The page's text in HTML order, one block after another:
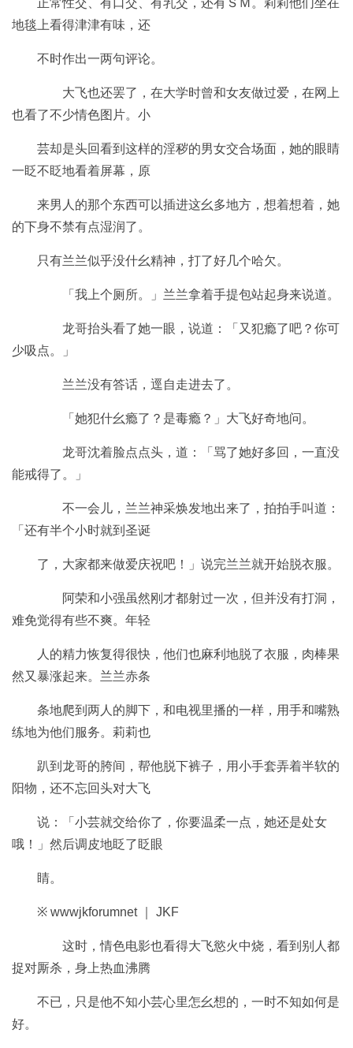
正常性交、有口交、有乳交，还有ＳＭ。莉莉他们坐在
地毯上看得津津有味，还
不时作出一两句评论。
大飞也还罢了，在大学时曾和女友做过爱，在网上
也看了不少情色图片。小
芸却是头回看到这样的淫秽的男女交合场面，她的眼睛
一眨不眨地看着屏幕，原
来男人的那个东西可以插进这幺多地方，想着想着，她
的下身不禁有点湿润了。
只有兰兰似乎没什幺精神，打了好几个哈欠。
「我上个厕所。」兰兰拿着手提包站起身来说道。
龙哥抬头看了她一眼，说道：「又犯瘾了吧？你可
少吸点。」
兰兰没有答话，逕自走进去了。
「她犯什幺瘾了？是毒瘾？」大飞好奇地问。
龙哥沈着脸点点头，道：「骂了她好多回，一直没
能戒得了。」
不一会儿，兰兰神采焕发地出来了，拍拍手叫道：
「还有半个小时就到圣诞
了，大家都来做爱庆祝吧！」说完兰兰就开始脱衣服。
阿荣和小强虽然刚才都射过一次，但并没有打洞，
难免觉得有些不爽。年轻
人的精力恢复得很快，他们也麻利地脱了衣服，肉棒果
然又暴涨起来。兰兰赤条
条地爬到两人的脚下，和电视里播的一样，用手和嘴熟
练地为他们服务。莉莉也
趴到龙哥的胯间，帮他脱下裤子，用小手套弄着半软的
阳物，还不忘回头对大飞
说：「小芸就交给你了，你要温柔一点，她还是处女
哦！」然后调皮地眨了眨眼
睛。
※ wwwjkforumnet ｜ JKF
这时，情色电影也看得大飞慾火中烧，看到别人都
捉对厮杀，身上热血沸腾
不已，只是他不知小芸心里怎幺想的，一时不知如何是
好。